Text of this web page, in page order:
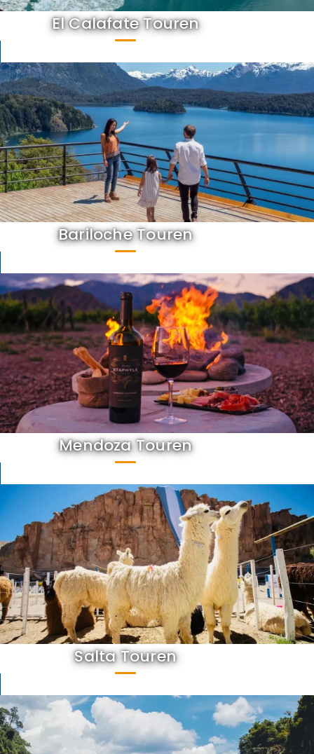
El Calafate Touren
Bariloche Touren
Mendoza Touren
Salta Touren